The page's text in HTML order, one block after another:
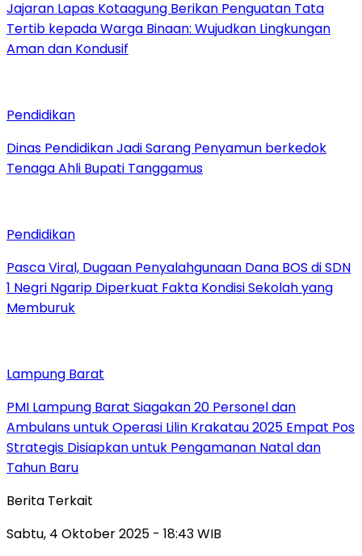
Jajaran Lapas Kotaagung Berikan Penguatan Tata
Tertib kepada Warga Binaan: Wujudkan Lingkungan
Aman dan Kondusif
Pendidikan
Dinas Pendidikan Jadi Sarang Penyamun berkedok
Tenaga Ahli Bupati Tanggamus
Pendidikan
Pasca Viral, Dugaan Penyalahgunaan Dana BOS di SDN
1 Negri Ngarip Diperkuat Fakta Kondisi Sekolah yang
Memburuk
Lampung Barat
PMI Lampung Barat Siagakan 20 Personel dan
Ambulans untuk Operasi Lilin Krakatau 2025 Empat Pos
Strategis Disiapkan untuk Pengamanan Natal dan
Tahun Baru
Berita Terkait
Sabtu, 4 Oktober 2025 - 18:43 WIB